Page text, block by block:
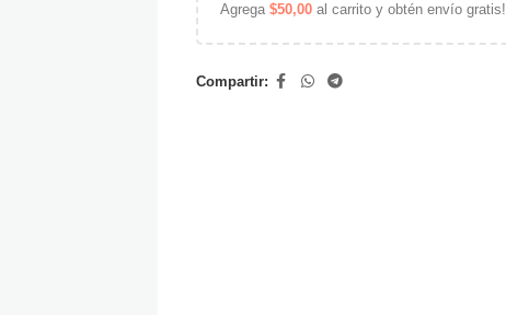
Agrega $50,00 al carrito y obtén envío gratis!
Compartir: